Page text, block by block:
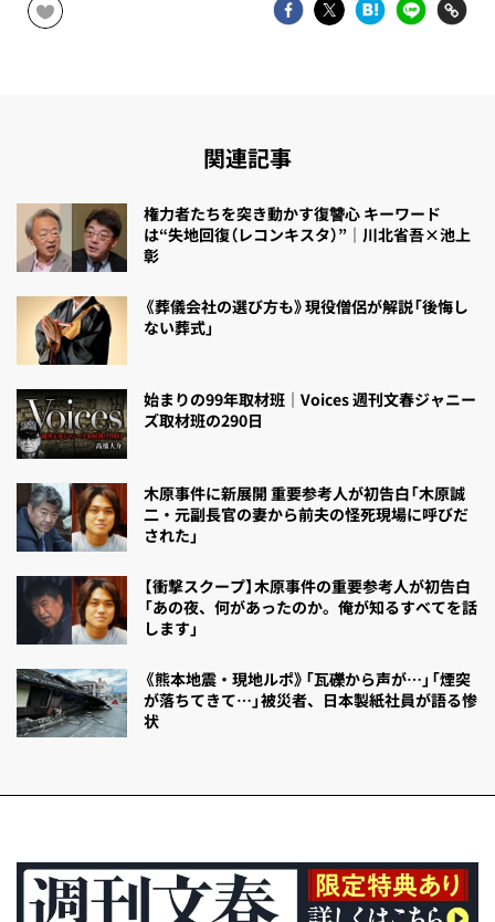
関連記事
権力者たちを突き動かす復讐心 キーワード
は“失地回復（レコンキスタ）”｜川北省吾×池上
彰
《葬儀会社の選び方も》現役僧侶が解説「後悔し
ない葬式」
始まりの99年取材班｜Voices 週刊文春ジャニー
ズ取材班の290日
木原事件に新展開 重要参考人が初告白「木原誠
二・元副長官の妻から前夫の怪死現場に呼びだ
された」
【衝撃スクープ】木原事件の重要参考人が初告白
「あの夜、何があったのか。俺が知るすべてを話
します」
《熊本地震・現地ルポ》「瓦礫から声が…」「煙突
が落ちてきて…」被災者、日本製紙社員が語る惨
状